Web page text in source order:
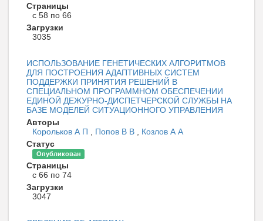
Страницы
с 58 по 66
Загрузки
3035
ИСПОЛЬЗОВАНИЕ ГЕНЕТИЧЕСКИХ АЛГОРИТМОВ
ДЛЯ ПОСТРОЕНИЯ АДАПТИВНЫХ СИСТЕМ
ПОДДЕРЖКИ ПРИНЯТИЯ РЕШЕНИЙ В
СПЕЦИАЛЬНОМ ПРОГРАММНОМ ОБЕСПЕЧЕНИИ
ЕДИНОЙ ДЕЖУРНО-ДИСПЕТЧЕРСКОЙ СЛУЖБЫ НА
БАЗЕ МОДЕЛЕЙ СИТУАЦИОННОГО УПРАВЛЕНИЯ
Авторы
Корольков А П
Попов В В
Козлов А А
Статус
Опубликован
Страницы
с 66 по 74
Загрузки
3047